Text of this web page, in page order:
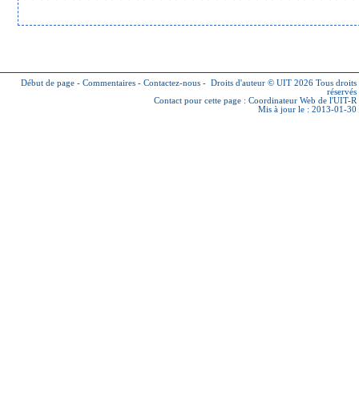
Début de page - Commentaires - Contactez-nous - Droits d'auteur © UIT 2026 Tous droits
réservés
Contact pour cette page : Coordinateur Web de l'UIT-R
Mis à jour le : 2013-01-30